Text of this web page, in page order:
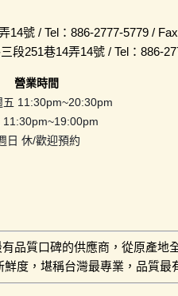
14號 / Tel：886-2777-5779 /
段251巷14弄14號 / Tel：886-
營業時間
五 11:30pm~20:30pm
11:30pm~19:00pm
日 休/歡迎預約
品質口碑的供應商，從原產地
度，堪稱台灣最專業，品質最